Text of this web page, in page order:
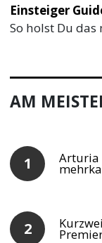
Einsteiger
So holst Du das
AM
Arturia